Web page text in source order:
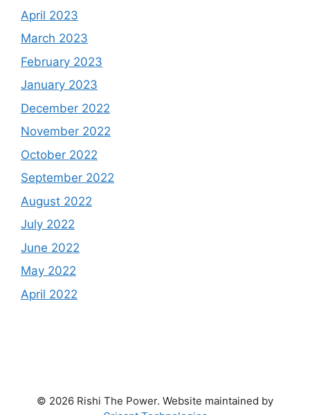
April 2023
March 2023
February 2023
January 2023
December 2022
November 2022
October 2022
September 2022
August 2022
July 2022
June 2022
May 2022
April 2022
© 2026 Rishi The Power. Website maintained by